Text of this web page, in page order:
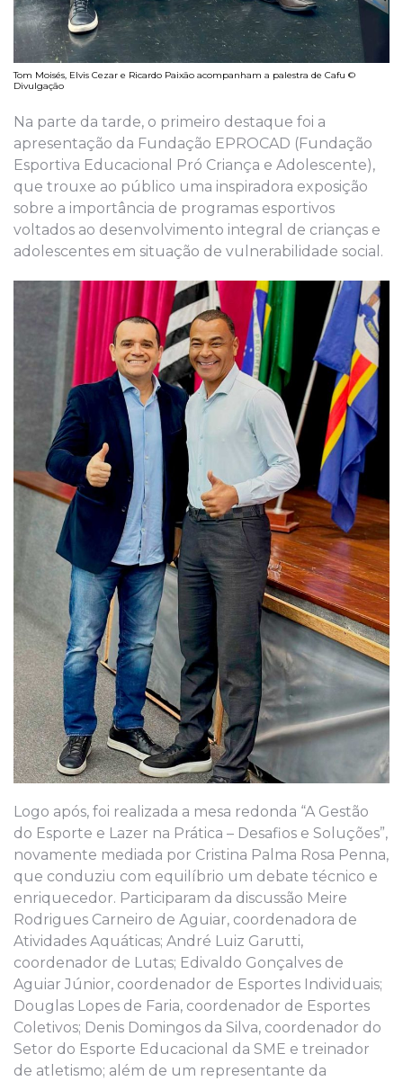
Tom Moisés, Elvis Cezar e Ricardo Paixão acompanham a palestra de Cafu ©
Divulgação
Na parte da tarde, o primeiro destaque foi a
apresentação da Fundação EPROCAD (Fundação
Esportiva Educacional Pró Criança e Adolescente),
que trouxe ao público uma inspiradora exposição
sobre a importância de programas esportivos
voltados ao desenvolvimento integral de crianças e
adolescentes em situação de vulnerabilidade social.
Logo após, foi realizada a mesa redonda “A Gestão
do Esporte e Lazer na Prática – Desafios e Soluções”,
novamente mediada por Cristina Palma Rosa Penna,
que conduziu com equilíbrio um debate técnico e
enriquecedor. Participaram da discussão Meire
Rodrigues Carneiro de Aguiar, coordenadora de
Atividades Aquáticas; André Luiz Garutti,
coordenador de Lutas; Edivaldo Gonçalves de
Aguiar Júnior, coordenador de Esportes Individuais;
Douglas Lopes de Faria, coordenador de Esportes
Coletivos; Denis Domingos da Silva, coordenador do
Setor do Esporte Educacional da SME e treinador
de atletismo; além de um representante da